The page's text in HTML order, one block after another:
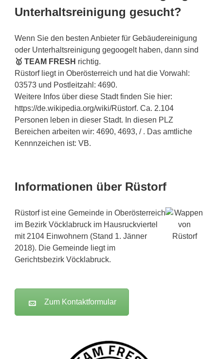
Unterhaltsreinigung gesucht?
Wenn Sie den besten Anbieter für Gebäudereinigung
oder Unterhaltsreinigung gegoogelt haben, dann sind
🥇 TEAM FRESH richtig.
Rüstorf liegt in Oberösterreich und hat die Vorwahl:
03573 und Postleitzahl: 4690.
Weitere Infos über diese Stadt finden Sie hier:
https://de.wikipedia.org/wiki/Rüstorf. Ca. 2.104
Personen leben in dieser Stadt. In diesen PLZ
Bereichen arbeiten wir: 4690, 4693, / . Das amtliche
Kennnzeichen ist: VB.
Informationen über Rüstorf
Rüstorf ist eine Gemeinde in Oberösterreich
im Bezirk Vöcklabruck im Hausruckviertel
mit 2104 Einwohnern (Stand 1. Jänner
2018). Die Gemeinde liegt im
Gerichtsbezirk Vöcklabruck.
Zum Kontaktformular